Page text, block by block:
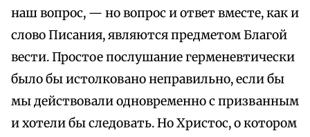
наш вопрос, — но вопрос и ответ вместе, как и
слово Писания, являются предметом Благой
вести. Простое послушание герменевтически
было бы истолковано неправильно, если бы
мы действовали одновременно с призванным
и хотели бы следовать. Но Христос, о котором